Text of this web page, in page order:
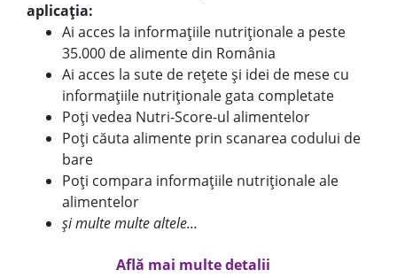
aplicația:
Ai acces la informațiile nutriționale a peste
35.000 de alimente din România
Ai acces la sute de rețete și idei de mese cu
informațiile nutriționale gata completate
Poți vedea Nutri-Score-ul alimentelor
Poți căuta alimente prin scanarea codului de
bare
Poți compara informațiile nutriționale ale
alimentelor
și multe multe altele...
Află mai multe detalii